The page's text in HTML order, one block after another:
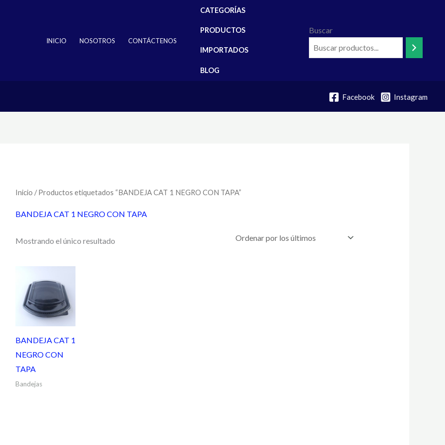
INICIO NOSOTROS CONTÁCTENOS
CATEGORÍAS
PRODUCTOS
IMPORTADOS
BLOG
Buscar
Facebook Instagram
Inicio / Productos etiquetados “BANDEJA CAT 1 NEGRO CON TAPA”
BANDEJA CAT 1 NEGRO CON TAPA
Mostrando el único resultado
BANDEJA CAT 1
NEGRO CON
TAPA
Bandejas